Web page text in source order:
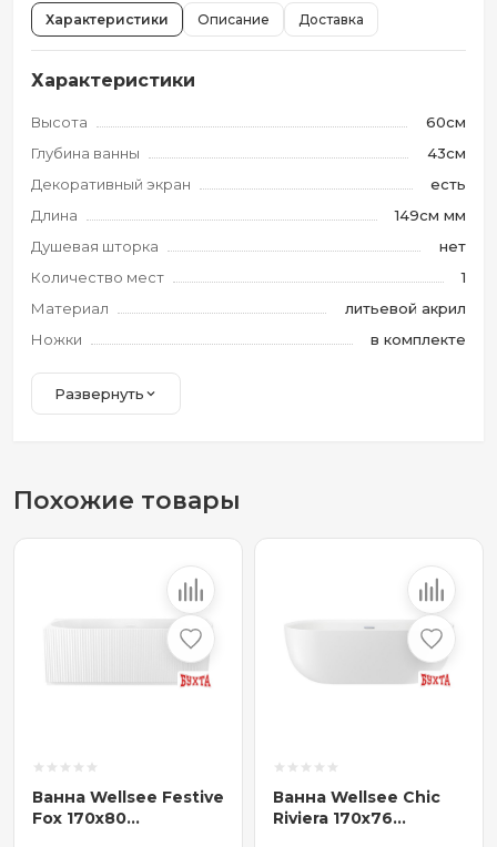
Характеристики Описание Доставка
Характеристики
Высота
60см
Глубина ванны
43см
Декоративный экран
есть
Длина
149см мм
Душевая шторка
нет
Количество мест
1
Материал
литьевой акрил
Ножки
в комплекте
Развернуть
Похожие товары
Ванна Wellsee Festive
Fox 170x80
Ванна Wellsee Chic
Riviera 170x76